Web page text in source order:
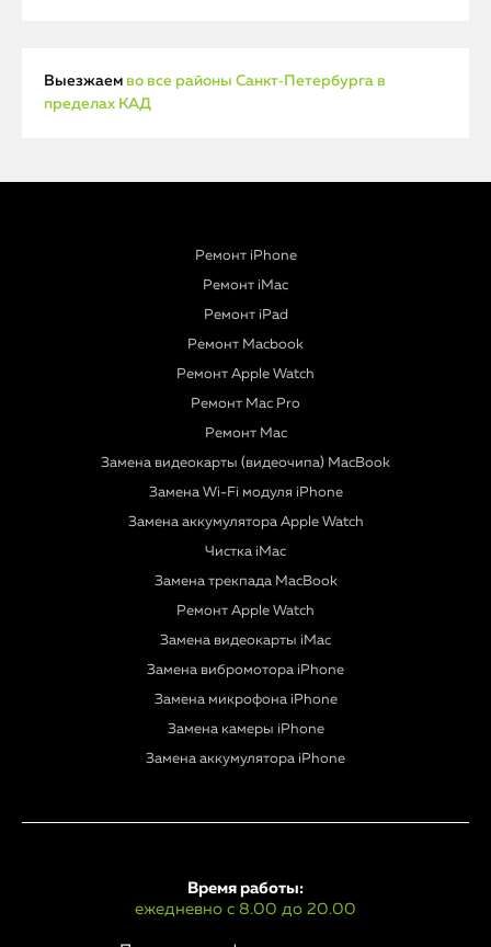
Выезжаем во все районы Санкт‑Петербурга в
пределах КАД
Ремонт iPhone
Ремонт iMac
Ремонт iPad
Ремонт Macbook
Ремонт Apple Watch
Ремонт Mac Pro
Ремонт Mac
Замена видеокарты (видеочипа) MacBook
Замена Wi-Fi модуля iPhone
Замена аккумулятора Apple Watch
Чистка iMac
Замена трекпада MacBook
Ремонт Apple Watch
Замена видеокарты iMac
Замена вибромотора iPhone
Замена микрофона iPhone
Замена камеры iPhone
Замена аккумулятора iPhone
Время работы:
ежедневно с 8.00 до 20.00